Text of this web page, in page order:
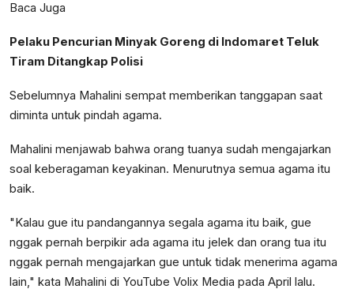
Baca Juga
Pelaku Pencurian Minyak Goreng di Indomaret Teluk
Tiram Ditangkap Polisi
Sebelumnya Mahalini sempat memberikan tanggapan saat
diminta untuk pindah agama.
Mahalini menjawab bahwa orang tuanya sudah mengajarkan
soal keberagaman keyakinan. Menurutnya semua agama itu
baik.
"Kalau gue itu pandangannya segala agama itu baik, gue
nggak pernah berpikir ada agama itu jelek dan orang tua itu
nggak pernah mengajarkan gue untuk tidak menerima agama
lain," kata Mahalini di YouTube Volix Media pada April lalu.